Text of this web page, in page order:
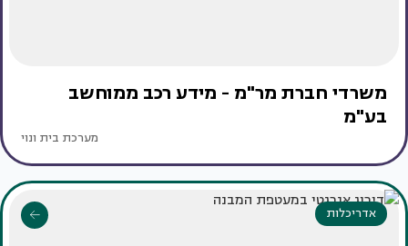
משרדי חברת מר"מ - מידע רכב ממוחשב
בע"מ
מערכת בית ונוי
אדריכלות